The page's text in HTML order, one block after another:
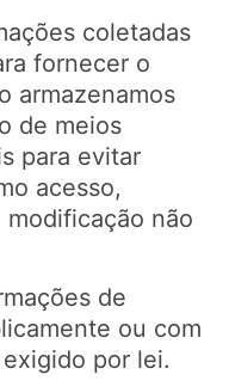
coletadas
fornecer o
armazenamos
de meios
​​para evitar
acesso,
não
de
ou com
por lei.